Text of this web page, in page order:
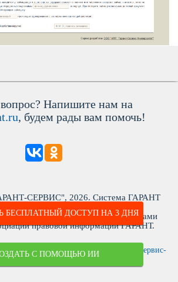
БЕСПЛАТНЫЙ ДОСТУП НА 3 ДНЯ
С ПОМОЩЬЮ ИИ
Напишите нам на
, будем рады вам помочь!
СЕРВИС", 2026. Система ГАРАНТ
с 1990 года. ИНН: 7718013048
и ее партнеры являются участниками
правовой информации ГАРАНТ.
ГАРАНТ – ООО «НПП «
Гарант-Сервис-
Университет»